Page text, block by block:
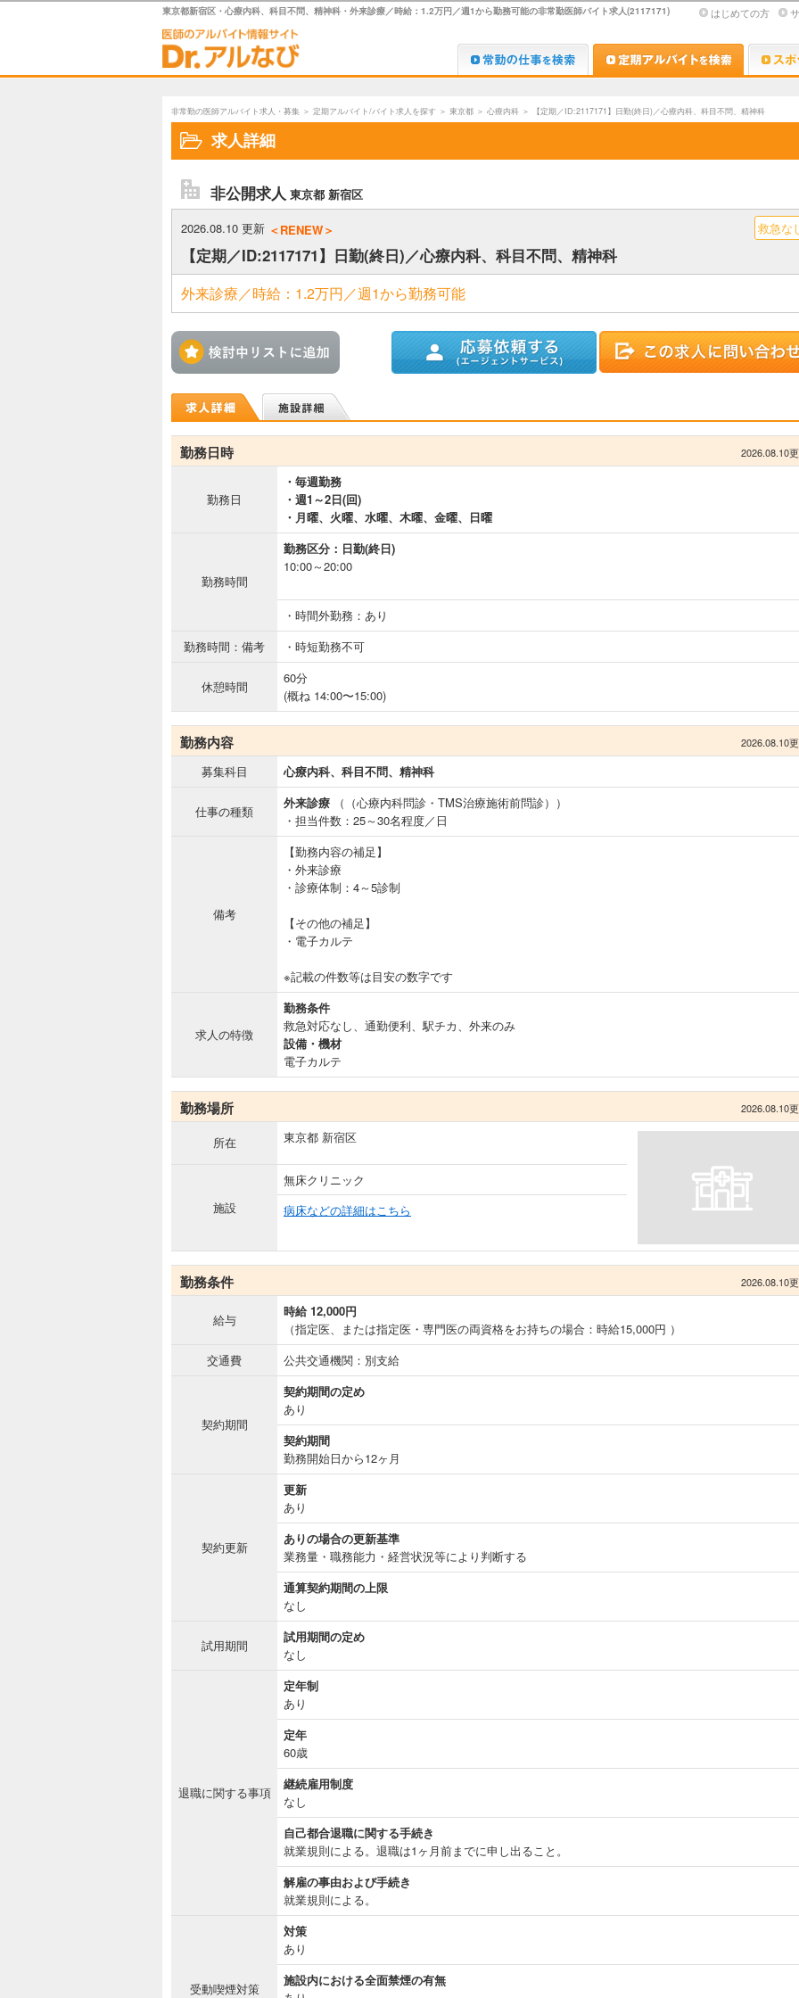
東京都新宿区・心療内科、科目不問、精神科・外来診療／時給：1.2万円／週1から勤務可能の非常勤医師バイト求人(2117171) はじめての方
Dr.転職なび Dr.アルな
非常勤の医師アルバイト求人・募集 ＞ 定期アルバイト/バイト求人を探す ＞ 東京都 ＞ 心療内科 ＞ 【定期／ID:2117171】日勤(終日)／心療内科、科目不問、精神科
求人詳細
非公開求人 東京都 新宿区
2026.08.10 更新 ＜RENEW＞ 救急な
【定期／ID:2117171】日勤(終日)／心療内科、科目不問、精神科
外来診療／時給：1.2万円／週1から勤務可能
検討中リストに追加
勤務日時 2026.08.10
勤務日
・毎週勤務
・週1～2日(回)
・月曜、火曜、水曜、木曜、金曜、日曜
勤務時間
勤務区分：日勤(終日)
10:00～20:00
・時間外勤務：あり
勤務時間：備考
・時短勤務不可
休憩時間
60分
(概ね 14:00〜15:00)
勤務内容 2026.08.10
募集科目 心療内科、科目不問、精神科
仕事の種類
外来診療 （（心療内科問診・TMS治療施術前問診））
・担当件数：25～30名程度／日
備考
【勤務内容の補足】
・外来診療
・診療体制：4～5診制
【その他の補足】
・電子カルテ
※記載の件数等は目安の数字です
求人の特徴
勤務条件
救急対応なし、通勤便利、駅チカ、外来のみ
設備・機材
電子カルテ
勤務場所 2026.08.10
所在 東京都 新宿区
施設
無床クリニック
病床などの詳細はこちら
勤務条件 2026.08.10
給与
時給 12,000円
（指定医、または指定医・専門医の両資格をお持ちの場合：時給15,000円 ）
交通費
公共交通機関：別支給
契約期間
契約期間の定め
あり
契約期間
勤務開始日から12ヶ月
契約更新
更新
あり
ありの場合の更新基準
業務量・職務能力・経営状況等により判断する
通算契約期間の上限
なし
試用期間
試用期間の定め
なし
退職に関する事項
定年制
あり
定年
60歳
継続雇用制度
なし
自己都合退職に関する手続き
就業規則による。退職は1ヶ月前までに申し出ること。
解雇の事由および手続き
就業規則による。
受動喫煙対策
対策
あり
施設内における全面禁煙の有無